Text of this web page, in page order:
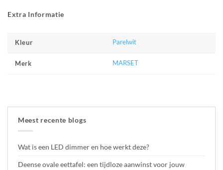
Extra Informatie
Kleur Parelwit
Merk MARSET
Meest recente blogs
Wat is een LED dimmer en hoe werkt deze?
Deense ovale eettafel: een tijdloze aanwinst voor jouw